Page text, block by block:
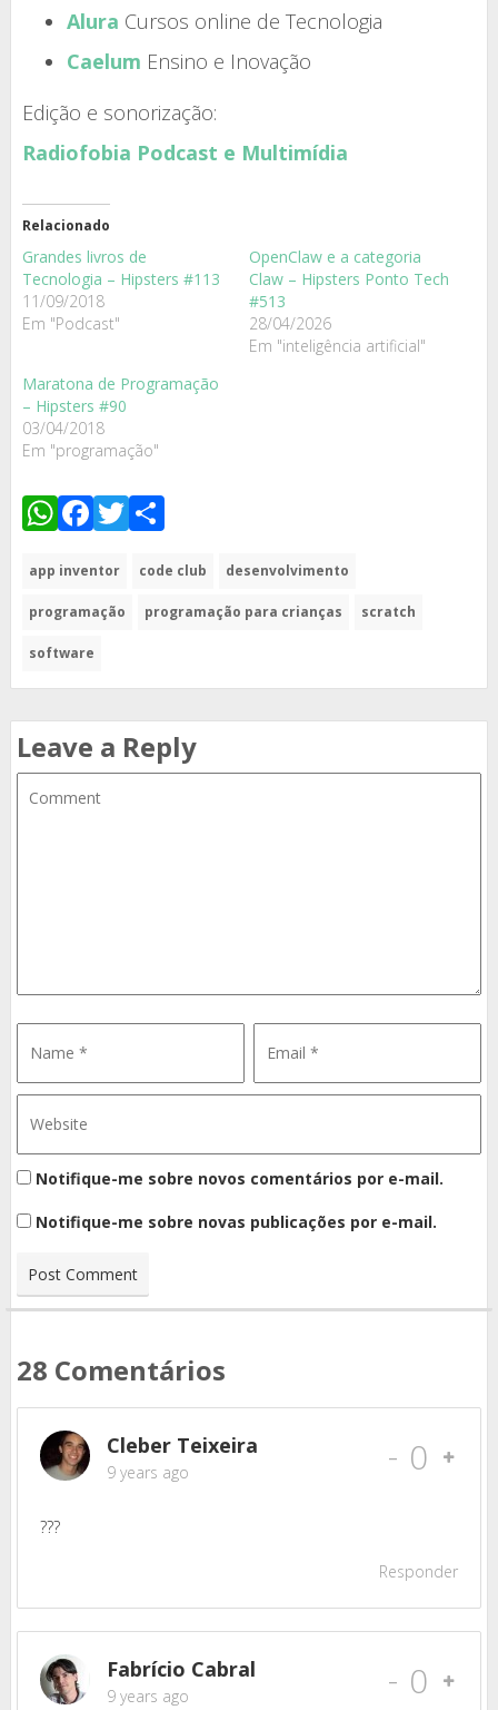
Alura Cursos online de Tecnologia
Caelum Ensino e Inovação
Edição e sonorização:
Radiofobia Podcast e Multimídia
Relacionado
Grandes livros de
Tecnologia – Hipsters #113
11/09/2018
Em "Podcast"
OpenClaw e a categoria
Claw – Hipsters Ponto Tech
#513
28/04/2026
Em "inteligência artificial"
Maratona de Programação
– Hipsters #90
03/04/2018
Em "programação"
WhatsApp
Facebook
Twitter
app inventor code club desenvolvimento
programação programação para crianças scratch
software
Leave a Reply
Notifique-me sobre novos comentários por e-mail.
Notifique-me sobre novas publicações por e-mail.
28 Comentários
Cleber Teixeira
9 years ago - 0
???
Responder
Fabrício Cabral
9 years ago - 0